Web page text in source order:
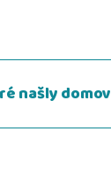
našly domov